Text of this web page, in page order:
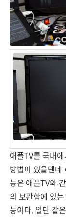
애플TV를 국내
방법이 있을텐데
능은 애플TV와
의 보관함에 있
능이다. 일단 같